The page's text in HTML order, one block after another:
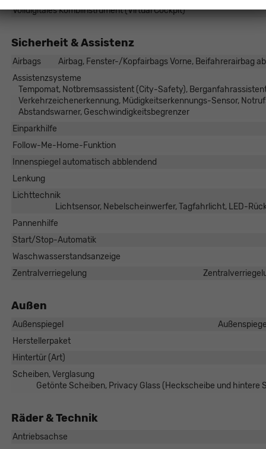
Volldigitales Kombiinstrument (Virtual Cockpit)
Sicherheit & Assistenz
Airbags
Airbag, Fenster-/Kopfairbags Vorne, Beifahrerairbag
Assistenzsysteme
Tempomat, Notbremsassistent (City-Safety),
Verkehrzeichenerkennung, Müdigkeitserkennungs-Sensor,
Abstandswarner, Geschwindigkeitsbegrenzer
Einparkhilfe
Follow-Me-Home-Funktion
Innenspiegel automatisch abblendend
Lenkung
Lichttechnik
Lichtsensor, Nebelscheinwerfer, Tagfahrlicht, LED-
Pannenhilfe
Start/Stop-Automatik
Waschwasserstandsanzeige
Zentralverriegelung
Außen
Außenspiegel
Herstellerpaket
Hintertür (Art)
Scheiben, Verglasung
Getönte Scheiben, Privacy Glass (Heckscheibe und
Räder & Technik
Antriebsachse